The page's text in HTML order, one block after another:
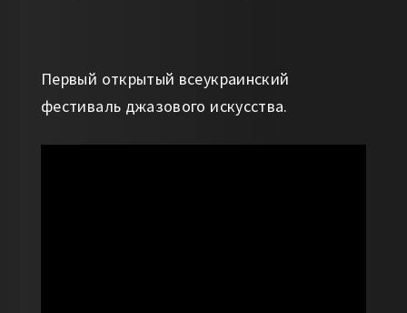
Первый открытый всеукраинский
фестиваль джазового искусства.